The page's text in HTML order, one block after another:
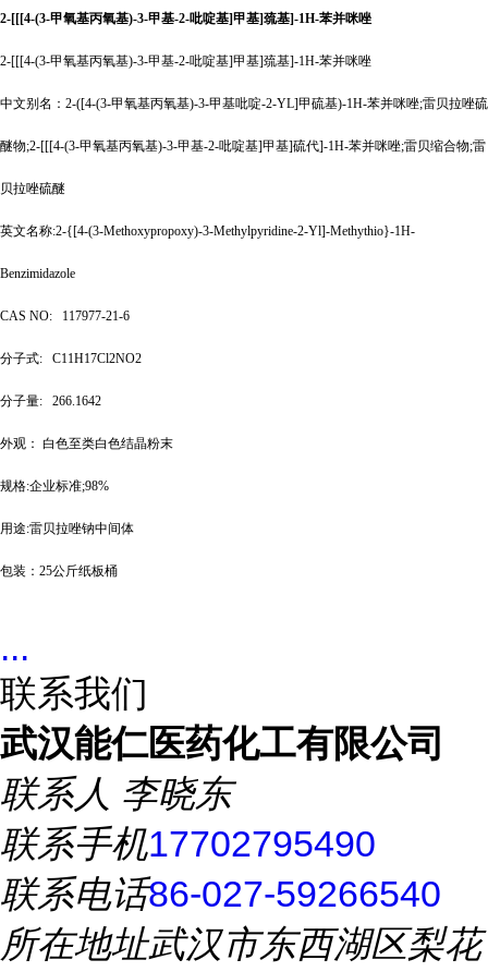
2-[[[4-(3-甲氧基丙氧基)-3-甲基-2-吡啶基]甲基]巯基]-1H-苯并咪唑
2-[[[4-(3-甲氧基丙氧基)-3-甲基-2-吡啶基]甲基]巯基]-1H-苯并咪唑
中文别名： 2-([4-(3-甲氧基丙氧基)-3-甲基吡啶-2-YL]甲硫基)-1H-苯并咪唑;雷贝拉唑硫
醚物;2-[[[4-(3-甲氧基丙氧基)-3-甲基-2-吡啶基]甲基]硫代]-1H-苯并咪唑;雷贝缩合物;雷
贝拉唑硫醚
英文名称:2-{[4-(3-Methoxypropoxy)-3-Methylpyridine-2-Yl]-Methythio}-1H-
Benzimidazole
CAS NO: 117977-21-6
分子式: C11H17Cl2NO2
分子量: 266.1642
外观： 白色至类白色结晶粉末
规格:企业标准;98%
用途:雷贝拉唑钠中间体
包装： 25公斤纸板桶
...
联系我们
武汉能仁医药化工有限公司
联系人 李晓东
联系手机17702795490
联系电话86-027-59266540
所在地址武汉市东西湖区梨花